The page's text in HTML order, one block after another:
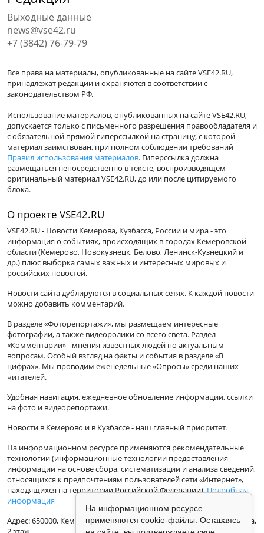
Выходные данные
news@vse42.ru
+7 (3842) 76-79-79
Все права на материалы, опубликованные на сайте VSE42.RU,
принадлежат редакции и охраняются в соответствии с
законодательством РФ.
Использование материалов, опубликованных на сайте VSE42.RU,
допускается только с письменного разрешения правообладателя и
с обязательной прямой гиперссылкой на страницу, с которой
материал заимствован, при полном соблюдении требований
Правил использования материалов. Гиперссылка должна
размещаться непосредственно в тексте, воспроизводящем
оригинальный материал VSE42.RU, до или после цитируемого
блока.
О проекте VSE42.RU
VSE42.RU - Новости Кемерова, Кузбасса, России и мира - это
информация о событиях, происходящих в городах Кемеровской
области (Кемерово, Новокузнецк, Белово, Ленинск-Кузнецкий и
др.) плюс выборка самых важных и интересных мировых и
российских новостей.
Новости сайта дублируются в социальных сетях. К каждой новости
можно добавить комментарий.
В разделе «Фоторепортажи», мы размещаем интересные
фотографии, а также видеоролики со всего света. Раздел
«Комментарии» - мнения известных людей по актуальным
вопросам. Особый взгляд на факты и события в разделе «В
цифрах». Мы проводим еженедельные «Опросы» среди наших
читателей.
Удобная навигация, ежедневное обновление информации, ссылки
на фото и видеорепортажи.
Новости в Кемерово и в Кузбассе - наш главный приоритет.
На информационном ресурсе применяются рекомендательные
технологии (информационные технологии предоставления
информации на основе сбора, систематизации и анализа сведений,
относящихся к предпочтениям пользователей сети «Интернет»,
находящихся на территории Российской Федерации).Подробная
информация
Адрес: 650000, Кемеровская Область, г.Кемерово, ул.Кузбасская 33а,
На информационном ресурсе
применяются cookie-файлы. Оставаясь